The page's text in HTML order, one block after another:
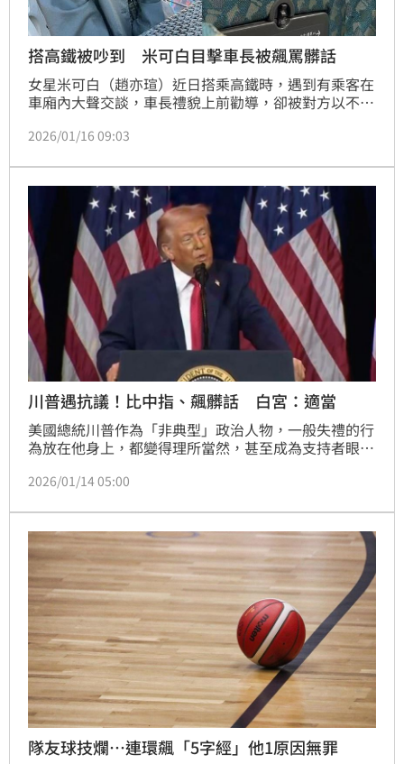
搭高鐵被吵到 米可白目擊車長被飆罵髒話
女星米可白（趙亦瑄）近日搭乘高鐵時，遇到有乘客在
車廂內大聲交談，車長禮貌上前勸導，卻被對方以不堪
有人要求時，依然懂得尊重」。蔡維歆
2026/01/16 09:03
川普遇抗議！比中指、飆髒話 白宮：適當
美國總統川普作為「非典型」政治人物，一般失禮的行
為放在他身上，都變得理所當然，甚至成為支持者眼中
情」，展現到了新高度。他在底特律的福特汽車工廠參
的」。更絕的是，白宮出面為老闆辯護，還稱這是「適
當」回應。
2026/01/14 05:00
隊友球技爛…連環飆「5字經」他1原因無罪